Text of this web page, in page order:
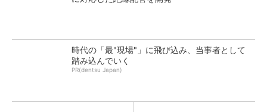
時代の「最"現場"」に飛び込み、当事者として
踏み込んでいく
PR(dentsu Japan)